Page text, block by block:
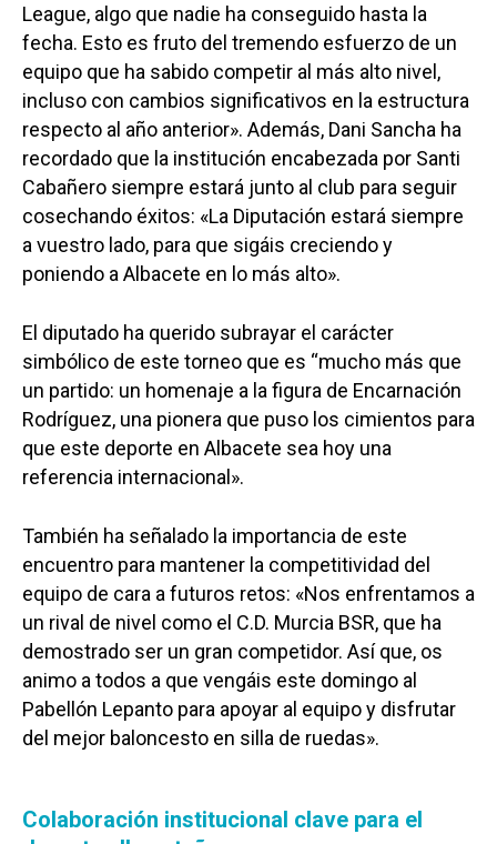
League, algo que nadie ha conseguido hasta la
fecha. Esto es fruto del tremendo esfuerzo de un
equipo que ha sabido competir al más alto nivel,
incluso con cambios significativos en la estructura
respecto al año anterior». Además, Dani Sancha ha
recordado que la institución encabezada por Santi
Cabañero siempre estará junto al club para seguir
cosechando éxitos: «La Diputación estará siempre
a vuestro lado, para que sigáis creciendo y
poniendo a Albacete en lo más alto».
El diputado ha querido subrayar el carácter
simbólico de este torneo que es “mucho más que
un partido: un homenaje a la figura de Encarnación
Rodríguez, una pionera que puso los cimientos para
que este deporte en Albacete sea hoy una
referencia internacional».
También ha señalado la importancia de este
encuentro para mantener la competitividad del
equipo de cara a futuros retos: «Nos enfrentamos a
un rival de nivel como el C.D. Murcia BSR, que ha
demostrado ser un gran competidor. Así que, os
animo a todos a que vengáis este domingo al
Pabellón Lepanto para apoyar al equipo y disfrutar
del mejor baloncesto en silla de ruedas».
Colaboración institucional clave para el